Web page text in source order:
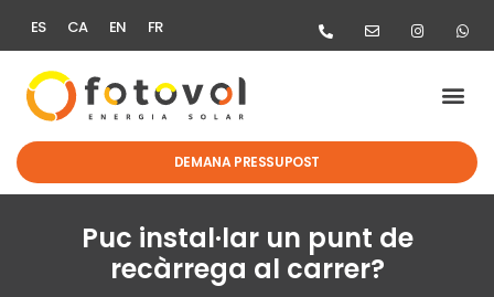
ES CA EN FR
DEMANA PRESSUPOST
Puc instal·lar un punt de
recàrrega al carrer?